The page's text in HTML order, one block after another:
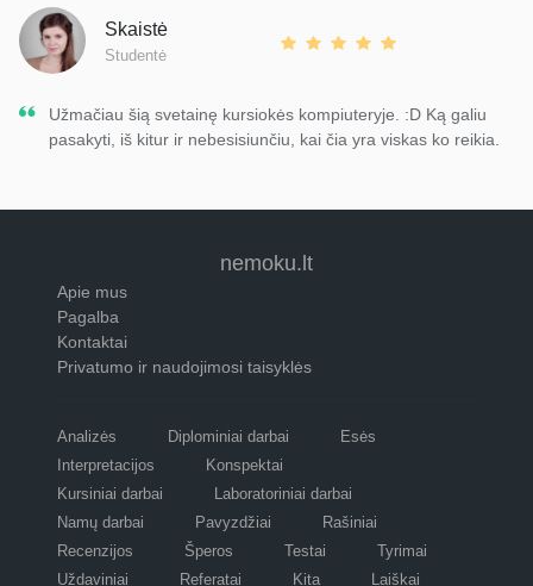
Skaistė
Studentė
Užmačiau šią svetainę kursiokės kompiuteryje. :D Ką galiu
pasakyti, iš kitur ir nebesisiunčiu, kai čia yra viskas ko reikia.
nemoku.lt
Apie mus
Pagalba
Kontaktai
Privatumo ir naudojimosi taisyklės
Analizės Diplominiai darbai
Esės
Interpretacijos
Konspektai
Kursiniai darbai
Laboratoriniai darbai
Namų darbai
Pavyzdžiai
Rašiniai
Recenzijos
Šperos Testai
Tyrimai
Uždaviniai
Referatai Kita Laiškai